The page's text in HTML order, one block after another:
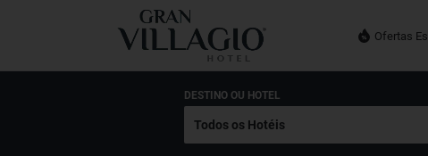
Ofertas
DESTINO OU HOTEL